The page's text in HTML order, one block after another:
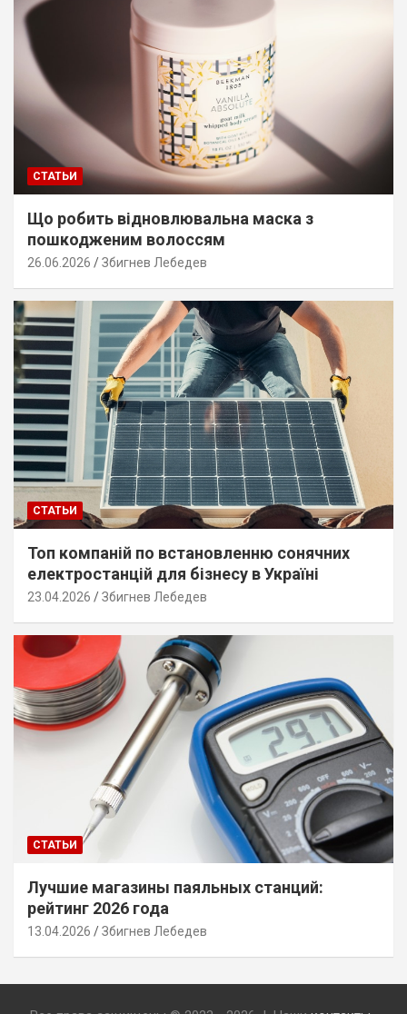
СТАТЬИ
Що робить відновлювальна маска з
пошкодженим волоссям
26.06.2026 Збигнев Лебедев
СТАТЬИ
Топ компаній по встановленню сонячних
електростанцій для бізнесу в Україні
23.04.2026 Збигнев Лебедев
СТАТЬИ
Лучшие магазины паяльных станций:
рейтинг 2026 года
13.04.2026 Збигнев Лебедев